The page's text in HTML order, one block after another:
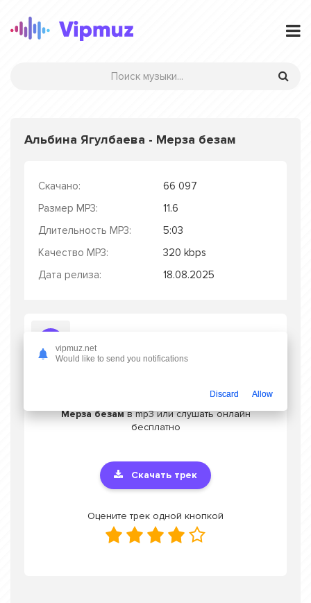
Альбина Ягулбаева - Мерза безам
Скачано:
66 097
Размер MP3:
11.6
Длительность MP3:
5:03
Качество MP3:
320 kbps
Дата релиза:
18.08.2025
Скачать песню Альбина Ягулбаева -
Мерза безамв mp3 или слушать онлайн
бесплатно
Скачать трек
Оцените трек одной кнопкой
vipmuz.net
Would like to send you notifications
Discard Allow